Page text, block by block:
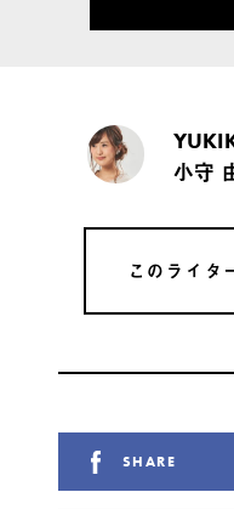
小守
このライタ
このライタ
SHARE